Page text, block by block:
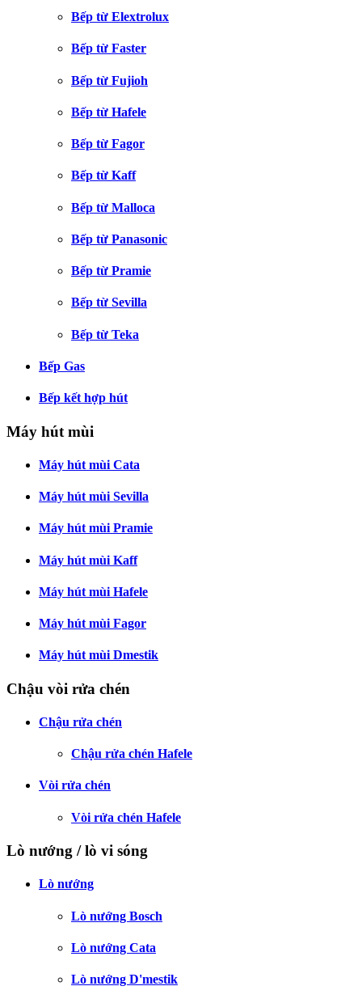
Bếp từ Elextrolux
Bếp từ Faster
Bếp từ Fujioh
Bếp từ Hafele
Bếp từ Fagor
Bếp từ Kaff
Bếp từ Malloca
Bếp từ Panasonic
Bếp từ Pramie
Bếp từ Sevilla
Bếp từ Teka
Bếp Gas
Bếp kết hợp hút
Máy hút mùi
Máy hút mùi Cata
Máy hút mùi Sevilla
Máy hút mùi Pramie
Máy hút mùi Kaff
Máy hút mùi Hafele
Máy hút mùi Fagor
Máy hút mùi Dmestik
Chậu vòi rửa chén
Chậu rửa chén
Chậu rửa chén Hafele
Vòi rửa chén
Vòi rửa chén Hafele
Lò nướng / lò vi sóng
Lò nướng
Lò nướng Bosch
Lò nướng Cata
Lò nướng D'mestik